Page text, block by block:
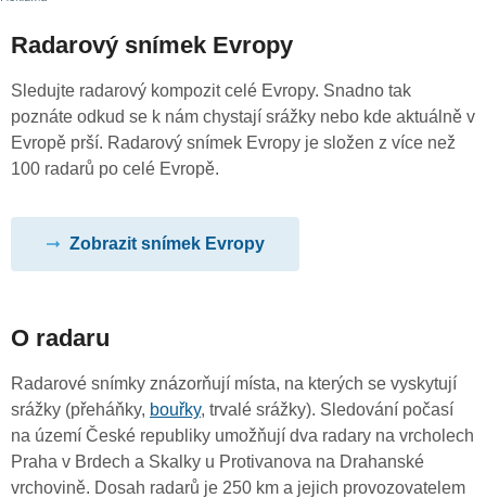
Radarový snímek Evropy
Sledujte radarový kompozit celé Evropy. Snadno tak
poznáte odkud se k nám chystají srážky nebo kde aktuálně v
Evropě prší. Radarový snímek Evropy je složen z více než
100 radarů po celé Evropě.
Zobrazit snímek Evropy
O radaru
Radarové snímky znázorňují místa, na kterých se vyskytují
srážky (přeháňky, bouřky, trvalé srážky). Sledování počasí
na území České republiky umožňují dva radary na vrcholech
Praha v Brdech a Skalky u Protivanova na Drahanské
vrchovině. Dosah radarů je 250 km a jejich provozovatelem